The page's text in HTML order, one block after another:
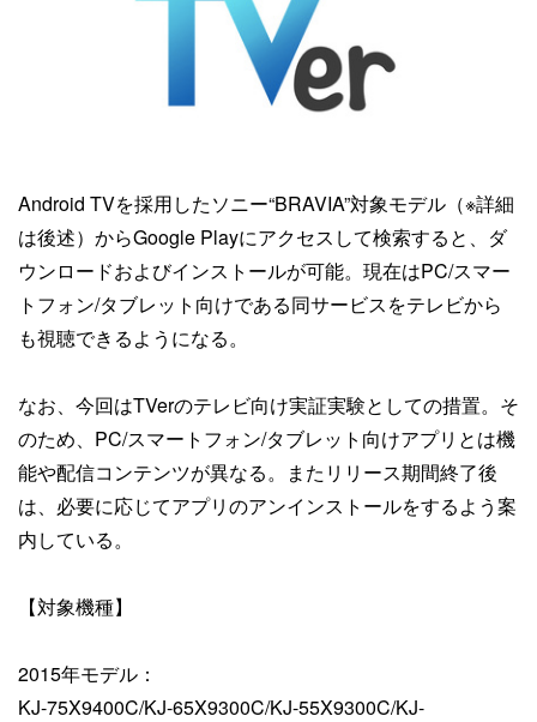
Android TVを採用したソニー“BRAVIA”対象モデル（※詳細
は後述）からGoogle Playにアクセスして検索すると、ダ
ウンロードおよびインストールが可能。現在はPC/スマー
トフォン/タブレット向けである同サービスをテレビから
も視聴できるようになる。
なお、今回はTVerのテレビ向け実証実験としての措置。そ
のため、PC/スマートフォン/タブレット向けアプリとは機
能や配信コンテンツが異なる。またリリース期間終了後
は、必要に応じてアプリのアンインストールをするよう案
内している。
【対象機種】
2015年モデル：
KJ-75X9400C/KJ-65X9300C/KJ-55X9300C/KJ-